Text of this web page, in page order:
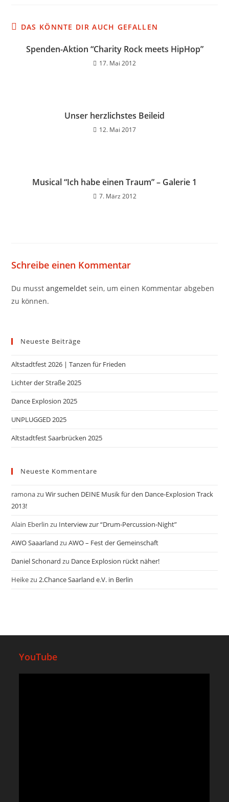
DAS KÖNNTE DIR AUCH GEFALLEN
Spenden-Aktion “Charity Rock meets HipHop”
17. Mai 2012
Unser herzlichstes Beileid
12. Mai 2017
Musical “Ich habe einen Traum” – Galerie 1
7. März 2012
Schreibe einen Kommentar
Du musstangemeldet sein, um einen Kommentar abgeben
zu können.
Neueste Beiträge
Altstadtfest 2026 | Tanzen für Frieden
Lichter der Straße 2025
Dance Explosion 2025
UNPLUGGED 2025
Altstadtfest Saarbrücken 2025
Neueste Kommentare
ramonazuWir suchen DEINE Musik für den Dance-Explosion Track
2013!
Alain Eberlin zu Interview zur “Drum-Percussion-Night”
AWO Saaarland zuAWO – Fest der Gemeinschaft
Daniel Schonard zu Dance Explosion rückt näher!
Heikezu2.Chance Saarland e.V. in Berlin
YouTube